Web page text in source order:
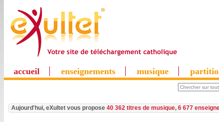
accueil enseignements musique
Aujourd'hui, eXultet vous propose 40 362 titres de musique, 6 677